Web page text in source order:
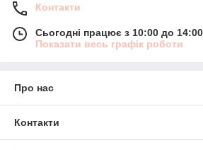
Контакти
Сьогодні працює з 10:00 до 14:00
Показати весь графік роботи
Про нас
Контакти